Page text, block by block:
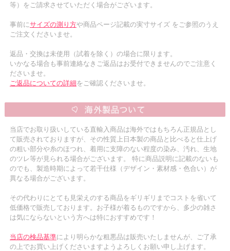
等）をご請求させていただく場合がございます。
事前にサイズの測り方や商品ページ記載の実寸サイズ をご参照のうえ
ご注文くださいませ。
返品・交換は未使用（試着を除く）の場合に限ります。
いかなる場合も事前連絡なきご返品はお受付できませんのでご注意く
ださいませ。
ご返品についての詳細をご確認くださいませ。
当店でお取り扱いしている直輸入商品は海外ではもちろん正規品とし
て販売されておりますが、その性質上日本製の商品と比べると仕上げ
の粗い部分や糸のほつれ、着用に支障のない程度の染み、汚れ、生地
のツレ等が見られる場合がございます。 特に商品説明に記載のないも
のでも、製造時期によって若干仕様（デザイン・素材感・色合い）が
異なる場合がございます。
その代わりにとても見栄えのする商品をギリギリまでコストを省いて
低価格で販売しております。お子様が着るものですから、多少の雑さ
は気にならないという方へは特におすすめです！
当店の検品基準により明らかな粗悪品は販売いたしませんが、ご了承
の上でお買い上げくださいますようよろしくお願い申し上げます。